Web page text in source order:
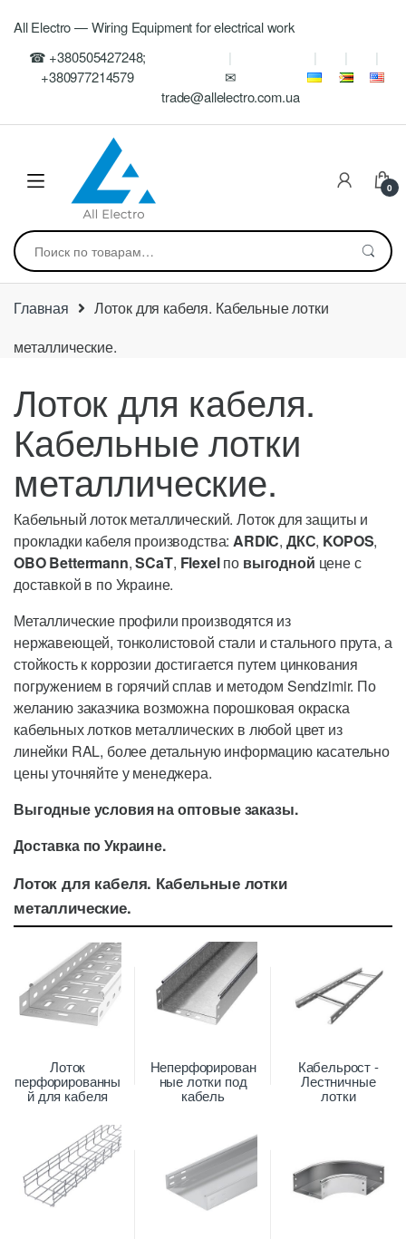
navigation
content
All Electro — Wiring Equipment for electrical work
☎ +380505427248;
+380977214579
✉
trade@allelectro.com.ua
0
Искать:
Главная
Лоток для кабеля. Кабельные лотки
металлические.
Лоток для кабеля.
Кабельные лотки
металлические.
Кабельный лоток металлический. Лоток для защиты и
прокладки кабеля производства:ARDIC, ДКС, KOPOS,
OBO Bettermann,SCaT, Flexelпо выгодной цене с
доставкой в по Украине.
Металлические профили производятся из
нержавеющей, тонколистовой стали и стального прута, а
стойкость к коррозии достигается путем цинкования
погружением в горячий сплав и методом Sendzimir. По
желанию заказчика возможна порошковая окраска
кабельных лотков металлических в любой цвет из
линейки RAL, более детальную информацию касательно
цены уточняйте у менеджера.
Выгодные условия на оптовые заказы.
Доставка по Украине.
Лоток для кабеля. Кабельные лотки
металлические.
Лоток
перфорированны
й для кабеля
Неперфорирован
ные лотки под
кабель
Кабельрост -
Лестничные
лотки